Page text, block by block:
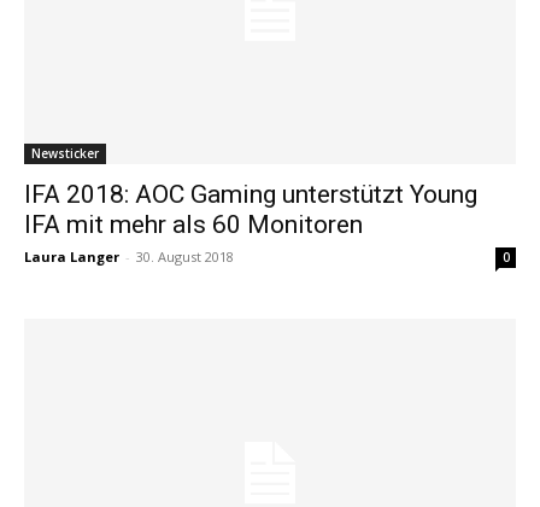
Newsticker
IFA 2018: AOC Gaming unterstützt Young
IFA mit mehr als 60 Monitoren
Laura Langer - 30. August 2018 0